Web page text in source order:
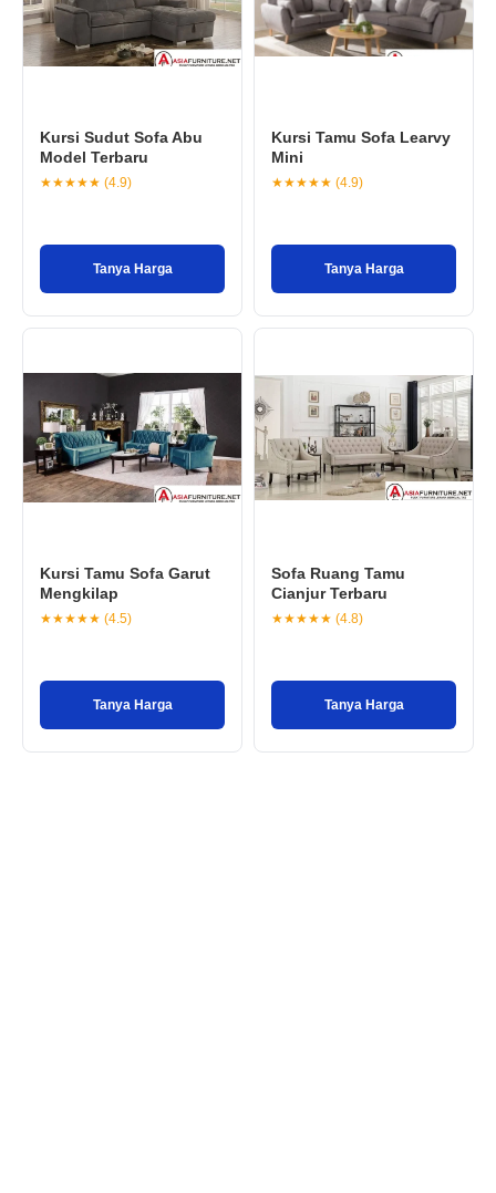
Kursi Sudut Sofa Abu
Model Terbaru
★★★★★ (4.9)
Tanya Harga
Kursi Tamu Sofa Learvy
Mini
★★★★★ (4.9)
Tanya Harga
Kursi Tamu Sofa Garut
Mengkilap
★★★★★ (4.5)
Tanya Harga
Sofa Ruang Tamu
Cianjur Terbaru
★★★★★ (4.8)
Tanya Harga